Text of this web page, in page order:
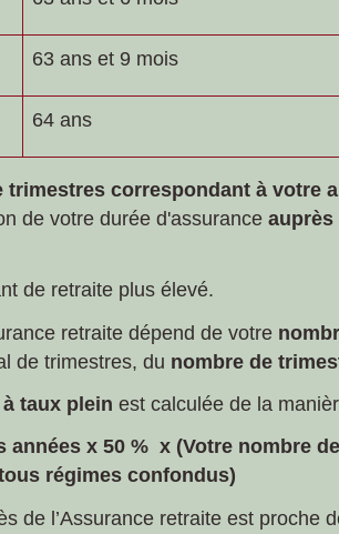
63 ans et 9 mois
64 ans
trimestres correspondant à votre
de votre durée d'assurance auprès
de retraite plus élevé.
retraite dépend de votre
de trimestres, du nombre de
à taux plein est calculée de la
années x 50 % x (Votre nombre
régimes confondus)
de l’Assurance retraite est proche